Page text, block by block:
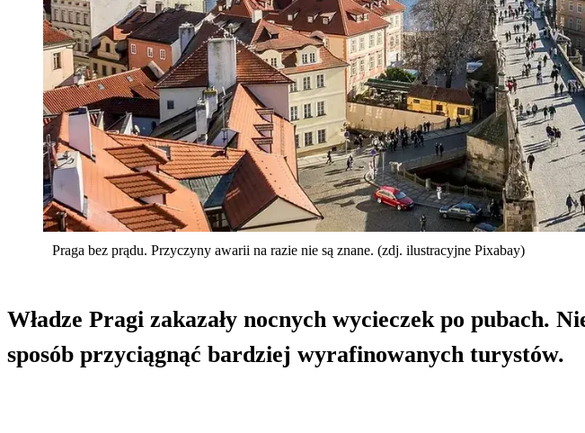
Praga bez prądu. Przyczyny awarii na razie nie są znane. (zdj. ilustracyjne Pixabay)
Władze Pragi zakazały nocnych wycieczek po pubach.
sposób przyciągnąć bardziej wyrafinowanych turystów.